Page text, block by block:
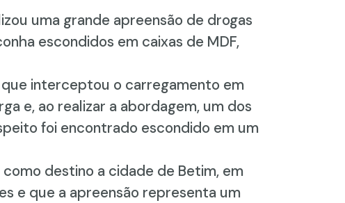
uma grande apreensão de drogas
escondidos em caixas de MDF,
que interceptou o carregamento em
e, ao realizar a abordagem, um dos
foi encontrado escondido em um
destino a cidade de Betim, em
e que a apreensão representa um